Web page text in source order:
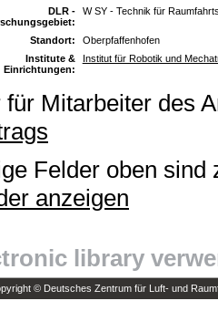
DLR -
W SY - Technik für
Standort:
Oberpfaffenhofen
Institute &
Einrichtungen:
Institut für Robotik und
für Mitarbeiter des
Felder oben
anzeigen
library
© Deutsches Zentrum für Luft- und